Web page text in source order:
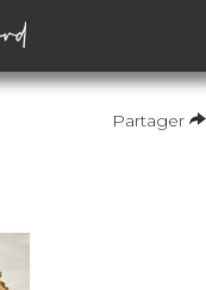
Partager